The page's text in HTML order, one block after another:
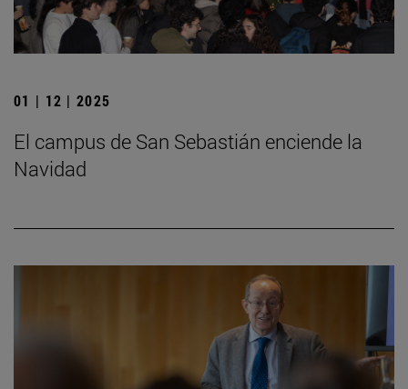
01 | 12 | 2025
El campus de San Sebastián enciende la
Navidad